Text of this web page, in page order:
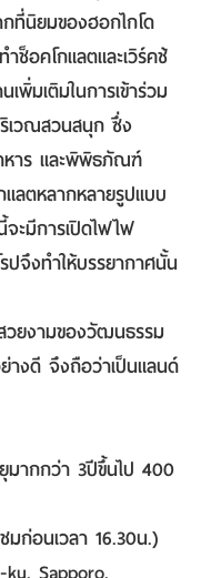
ที่นิยมของฮอกไกโด
ช็อคโกแลตและเวิร์คช้
พิ่มเติมในการเข้าร่วม
เวณสวนสนุก ซึ่ง
หาร และพิพิธภัณฑ์
ลตหลากหลายรูปแบบ
ะมีการเปิดไฟไฟ
ปจึงทำให้บรรยากาศนั้น
วยงามของวัฒนธรรม
างดี จึงถือว่าเป็นแลนด์
ากกว่า 3ปีขึ้นไป 400
ก่อนเวลา 16.30น.)